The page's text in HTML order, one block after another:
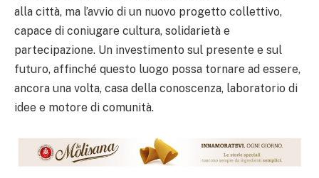
alla città, ma l’avvio di un nuovo progetto collettivo,
capace di coniugare cultura, solidarietà e
partecipazione. Un investimento sul presente e sul
futuro, affinché questo luogo possa tornare ad essere,
ancora una volta, casa della conoscenza, laboratorio di
idee e motore di comunità.